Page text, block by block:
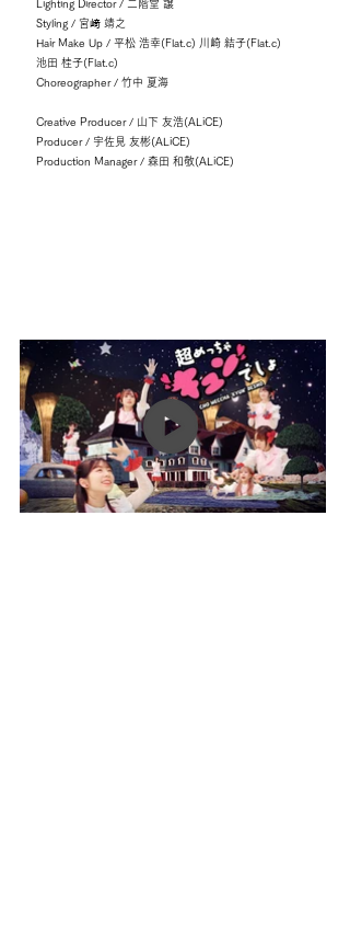
Lighting Director / 二階堂 譲
Styling / 宮﨑 靖之
Hair Make Up / 平松 浩幸(Flat.c) 川崎 結子(Flat.c)
池田 桂子(Flat.c)
Choreographer / 竹中 夏海
Creative Producer / 山下 友浩(ALiCE)
Producer / 宇佐見 友彬(ALiCE)
Production Manager / 森田 和敬(ALiCE)